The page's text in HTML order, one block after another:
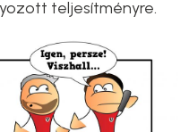
teljesítményre.